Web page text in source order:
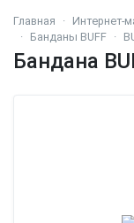
Главная Интернет-
Банданы BUFF
Бандана